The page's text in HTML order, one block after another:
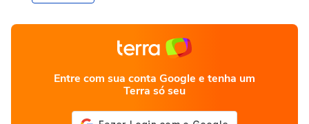
Entre com sua conta Google e tenha um
Terra só seu